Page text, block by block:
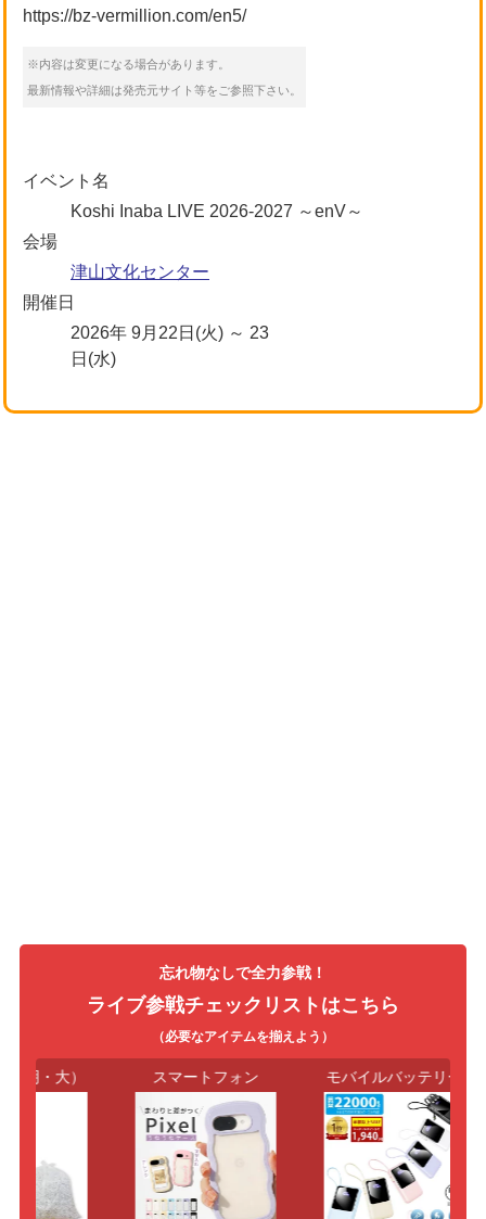
https://bz-vermillion.com/en5/
※内容は変更になる場合があります。
最新情報や詳細は発売元サイト等をご参照下さい。
イベント名
Koshi Inaba LIVE 2026-2027 ～enV～
会場
津山文化センター
開催日
2026年 9月22日(火) ～ 23
日(水)
忘れ物なしで全力参戦！
ライブ参戦チェックリストはこちら
（必要なアイテムを揃えよう）
明・大） スマートフォン モバイルバッテリー